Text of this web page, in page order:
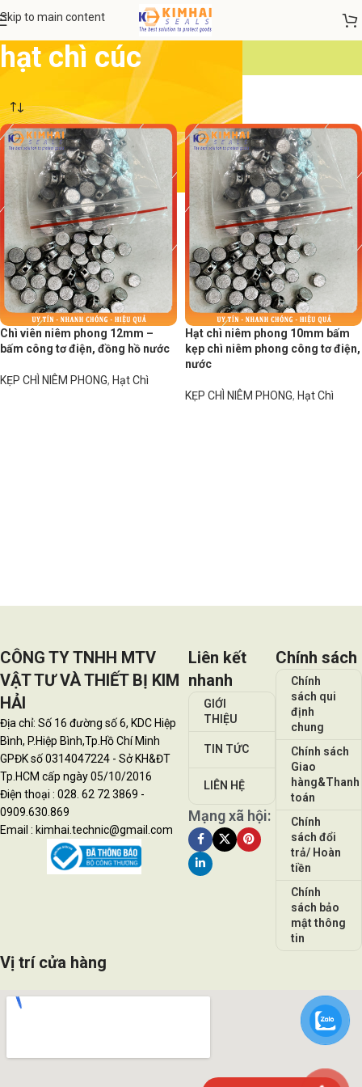
Skip to main content
hạt chì cúc
Chì viên niêm phong 12mm –
bấm công tơ điện, đồng hồ nước
KẸP CHÌ NIÊM PHONG, Hạt Chì
Hạt chì niêm phong 10mm bấm
kẹp chì niêm phong công tơ điện,
nước
KẸP CHÌ NIÊM PHONG, Hạt Chì
CÔNG TY TNHH MTV
VẬT TƯ VÀ THIẾT BỊ KIM
HẢI
Địa chỉ: Số 16 đường số 6, KDC Hiệp
Bình, P.Hiệp Bình,Tp.Hồ Chí Minh
GPĐK số 0314047224 - Sở KH&ĐT
Tp.HCM cấp ngày 05/10/2016
Điện thoại : 028. 62 72 3869 -
0909.630.869
Email : kimhai.technic@gmail.com
Liên kết
nhanh
GIỚI
THIỆU
TIN TỨC
LIÊN HỆ
Mạng xã hội:
Chính sách
Chính
sách qui
định
chung
Chính sách
Giao
hàng&Thanh
toán
Chính
sách đổi
trả/ Hoàn
tiền
Chính
sách bảo
mật thông
tin
Vị trí cửa hàng